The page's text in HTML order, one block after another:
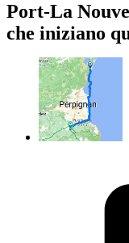
Port-La
che iniziano